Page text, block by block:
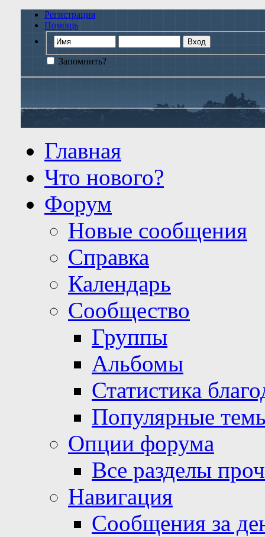
Регистрация
Помощь
Запомнить?
Главная
Что нового?
Форум
Новые сообщения
Справка
Календарь
Сообщество
Группы
Альбомы
Статистика
Популярные
Опции форума
Все разделы
Навигация
Сообщения за